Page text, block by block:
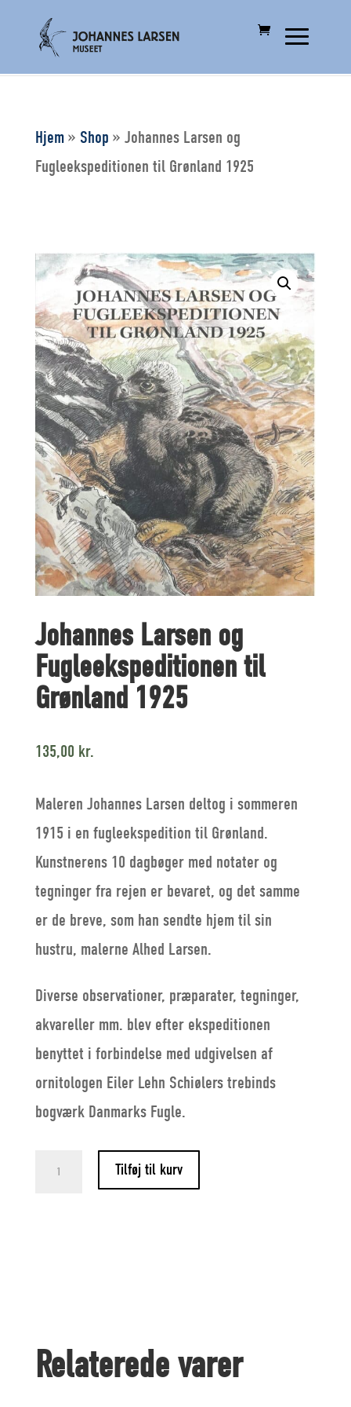
Hjem» Shop » Johannes Larsen og
Fugleekspeditionen til Grønland 1925
Johannes Larsen og
Fugleekspeditionen til
Grønland 1925
135,00 kr.
Maleren Johannes Larsen deltog i sommeren
1915 i en fugleekspedition til Grønland.
Kunstnerens 10 dagbøger med notater og
tegninger fra rejen er bevaret, og det samme
er de breve, som han sendte hjem til sin
hustru, malerne Alhed Larsen.
Diverse observationer, præparater, tegninger,
akvareller mm. blev efter ekspeditionen
benyttet i forbindelse med udgivelsen af
ornitologen Eiler Lehn Schiølers trebinds
bogværk Danmarks Fugle.
Johannes
quantity
Tilføj til kurv
Relaterede varer